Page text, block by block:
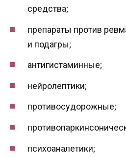
средства;
препараты против
и подагры;
антигистаминные;
нейролептики;
противосудорожные;
психоаналетики;